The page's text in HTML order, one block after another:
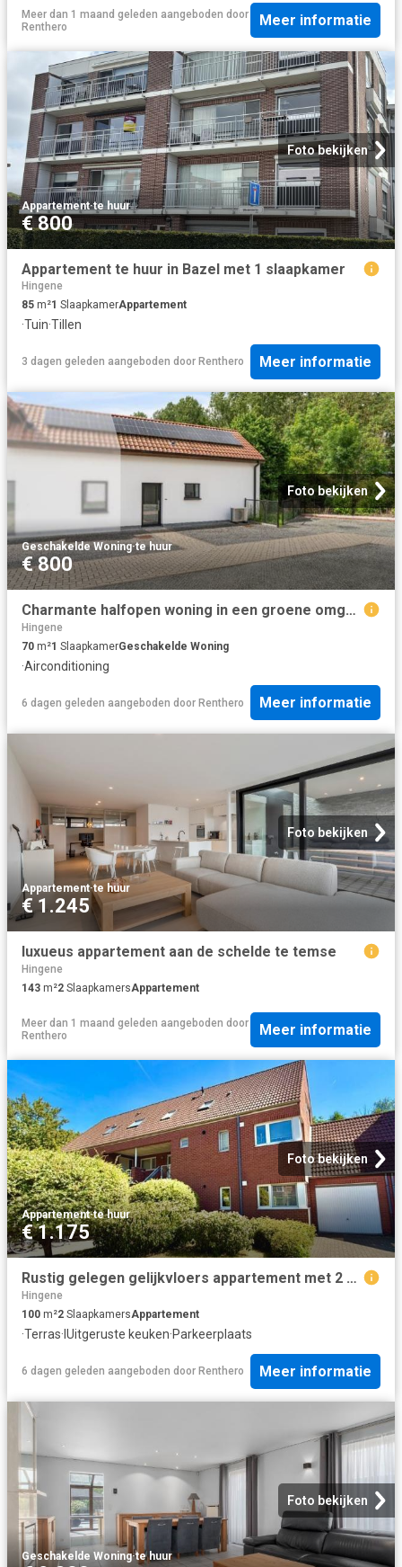
Meer dan 1 maand geleden aangeboden door
Renthero
Meer informatie
Foto bekijken
Appartement·te huur
€ 800
Appartement te huur in Bazel met 1 slaapkamer
Hingene
85 m²1 SlaapkamerAppartement
·Tuin·Tillen
3 dagen geleden aangeboden door Renthero Meer informatie
Foto bekijken
Geschakelde Woning·te huur
€ 800
Charmante halfopen woning in een groene omgeving te Bornem
Hingene
70 m²1 SlaapkamerGeschakelde Woning
·Airconditioning
6 dagen geleden aangeboden door Renthero Meer informatie
Foto bekijken
Appartement·te huur
€ 1.245
luxueus appartement aan de schelde te temse
Hingene
143 m²2 SlaapkamersAppartement
Meer dan 1 maand geleden aangeboden door
Renthero
Meer informatie
Foto bekijken
Appartement·te huur
€ 1.175
Rustig gelegen gelijkvloers appartement met 2 slaapkamers
Hingene
100 m²2 SlaapkamersAppartement
·Terras· IUitgeruste keuken·Parkeerplaats
6 dagen geleden aangeboden door Renthero Meer informatie
Foto bekijken
Geschakelde Woning·te huur